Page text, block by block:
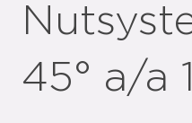
45° a/a